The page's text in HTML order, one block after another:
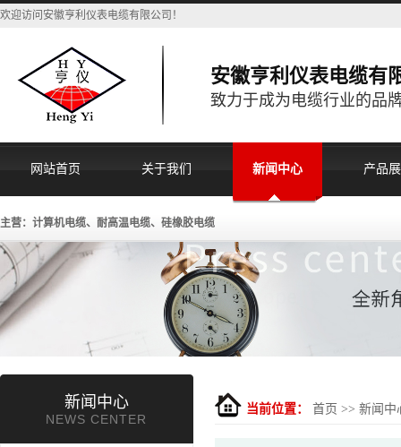
欢迎访问安徽亨利仪表电缆有限公司！
安徽亨利仪表电缆
致力于成为电缆行业的品
网站首页 关于我们 新闻中心 产品
主营：计算机电缆、耐高温电缆、硅橡胶电缆
新闻中心
NEWS CENTER
当前位置： 首页 >> 新闻中